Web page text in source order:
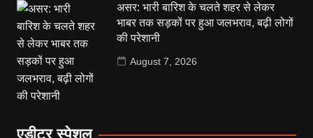
असर: भारी बारिश के चलते शहर से लेकर
भाबर तक सड़कों पर हुआ जलभराव, बढ़ी लोगों
की परेशानी
August 7, 2026
एडीटर स्पेशल